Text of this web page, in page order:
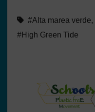
#Alta marea verde,
#High Green Tide